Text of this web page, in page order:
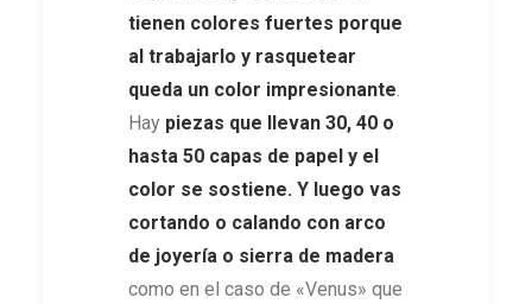
tienen colores fuertes porque
al trabajarlo y rasquetear
queda un color impresionante.
Hay piezas que llevan 30, 40 o
hasta 50 capas de papel y el
color se sostiene. Y luego vas
cortando o calando con arco
de joyería o sierra de madera
como en el caso de «Venus» que